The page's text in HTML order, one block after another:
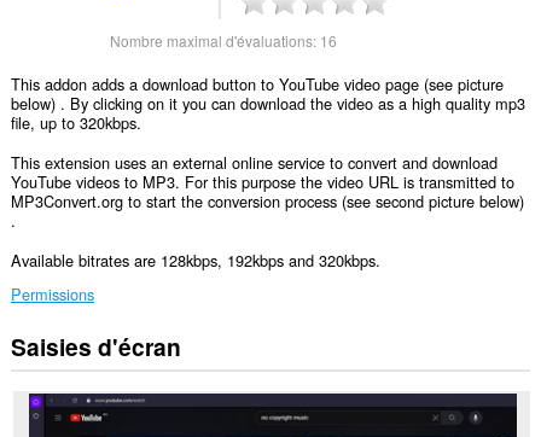
Nombre maximal d'évaluations: 16
This addon adds a download button to YouTube video page (see picture
below) . By clicking on it you can download the video as a high quality mp3
file, up to 320kbps.
This extension uses an external online service to convert and download
YouTube videos to MP3. For this purpose the video URL is transmitted to
MP3Convert.org to start the conversion process (see second picture below)
.
Available bitrates are 128kbps, 192kbps and 320kbps.
Permissions
Cette
extension
accéder
vos
Saisies d'écran